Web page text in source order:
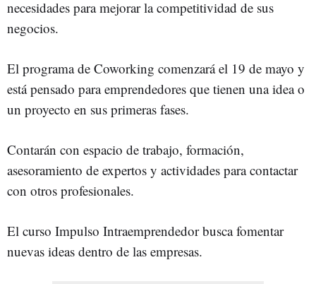
necesidades para mejorar la competitividad de sus
negocios.
El programa de Coworking comenzará el 19 de mayo y
está pensado para emprendedores que tienen una idea o
un proyecto en sus primeras fases.
Contarán con espacio de trabajo, formación,
asesoramiento de expertos y actividades para contactar
con otros profesionales.
El curso Impulso Intraemprendedor busca fomentar
nuevas ideas dentro de las empresas.